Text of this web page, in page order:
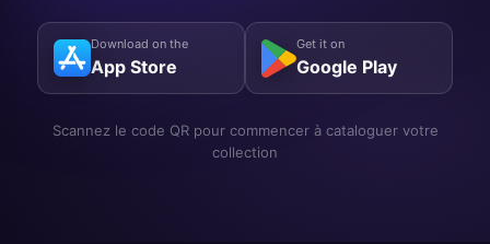
Download on the
App Store
Get it on
Google Play
Scannez le code QR pour commencer à cataloguer votre
collection